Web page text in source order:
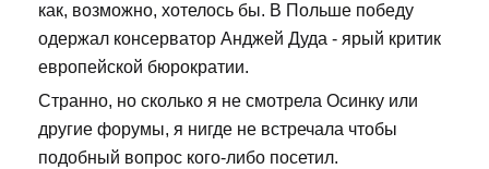
как, возможно, хотелось бы. В Польше победу
одержал консерватор Анджей Дуда - ярый критик
европейской бюрократии.
Странно, но сколько я не смотрела Осинку или
другие форумы, я нигде не встречала чтобы
подобный вопрос кого-либо посетил.